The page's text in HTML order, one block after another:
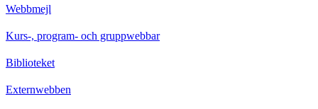
Webbmejl
Kurs-, program- och gruppwebbar
Biblioteket
Externwebben